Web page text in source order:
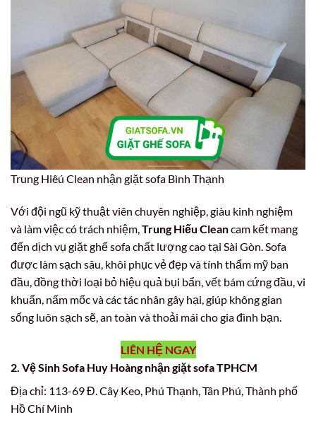
Trung Hiêú Clean nhận giặt sofa Bình Thạnh
Với đội ngũ kỹ thuật viên chuyên nghiệp, giàu kinh nghiệm
và làm việc có trách nhiệm,Trung Hiếu Cleancam kết mang
đến dịch vụ giặt ghế sofa chất lượng cao tại Sài Gòn. Sofa
được làm sạch sâu, khôi phục vẻ đẹp và tính thẩm mỹ ban
đầu, đồng thời loại bỏ hiệu quả bụi bẩn, vết bám cứng đầu, vi
khuẩn, nấm mốc và các tác nhân gây hại, giúp không gian
sống luôn sạch sẽ, an toàn và thoải mái cho gia đình bạn.
LIÊN HỆ NGAY
2. Vệ Sinh Sofa Huy Hoàng nhận giặt sofa TPHCM
Địa chỉ: 113-69 Đ. Cây Keo, Phú Thạnh, Tân Phú, Thành phố
Hồ Chí Minh